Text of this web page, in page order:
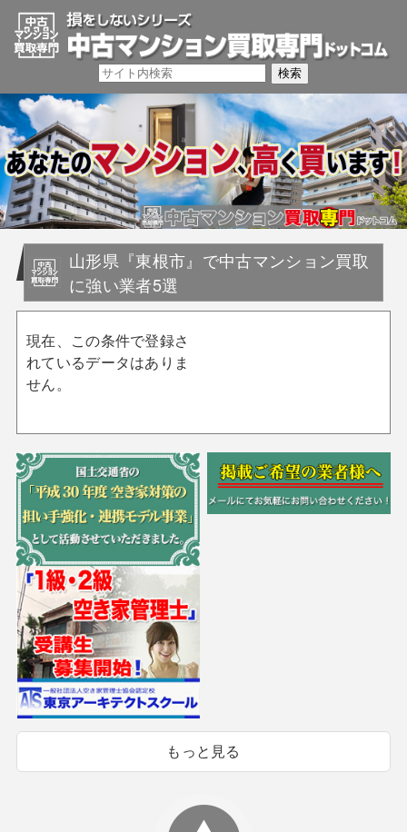
山形県『東根市』で中古マンション買取
に強い業者5選
現在、この条件で登録さ
れているデータはありま
せん。
もっと見る